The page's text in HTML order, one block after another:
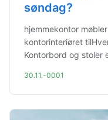
søndag?
hjemmekontor
kontorinteriøret
Kontorbord og stoler
30.11.-0001